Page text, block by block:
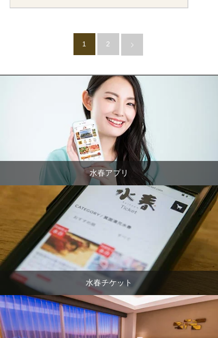
1 2
水春アプリ
水春チケット